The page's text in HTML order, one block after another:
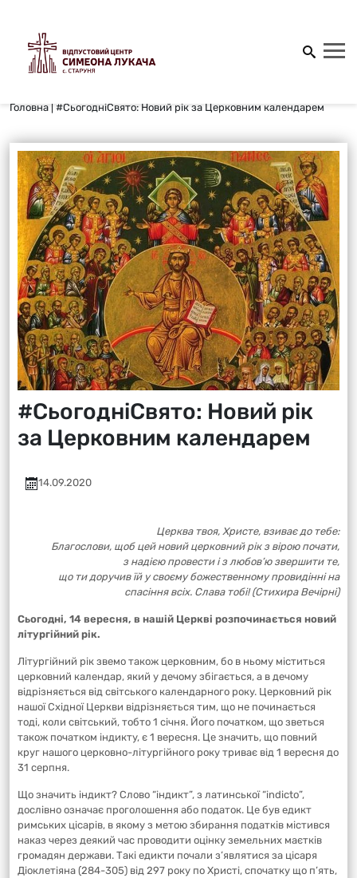
Головна | #СьогодніСвято: Новий рік за Церковним календарем
#СьогодніСвято: Новий рік
за Церковним календарем
14.09.2020
Церква твоя, Христе, взиває до тебе:
Благослови, щоб цей новий церковний рік з вірою почати,
з надією провести і з любов’ю звершити те,
що ти доручив їй у своєму божественному провидінні на
спасіння всіх. Слава тобі! (Стихира Вечірні)
Сьогодні, 14 вересня, в нашій Церкві розпочинається новий
літургійний рік.
Літургійний рік звемо також церковним, бо в ньому міститься
церковний календар, який у дечому збігається, а в дечому
відрізняється від світського календарного року. Церковний рік
нашої Східної Церкви відрізняється тим, що не починається
тоді, коли світський, тобто 1 січня. Його початком, що зветься
також початком індикту, є 1 вересня. Це значить, що повний
круг нашого церковно-літургійного року триває від 1 вересня до
31 серпня.
Що значить індикт? Слово “індикт”, з латинської “indicto”,
дослівно означає проголошення або податок. Це був едикт
римських цісарів, в якому з метою збирання податків містився
наказ через деякий час проводити оцінку земельних маєтків
громадян держави. Такі едикти почали з’являтися за цісаря
Діоклетіяна (284-305) від 297 року по Христі, спочатку що п’ять,